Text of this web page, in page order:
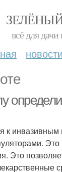
всё для дачи
новости
к
Это